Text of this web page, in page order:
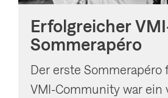
Erfolgreicher
Sommerapéro
Der erste Sommerapéro
VMI-Community war ein